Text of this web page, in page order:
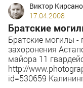
Виктор
17.04.2008
Братские
Братские могилы -
захоронения
майора 11
http://
id=530659